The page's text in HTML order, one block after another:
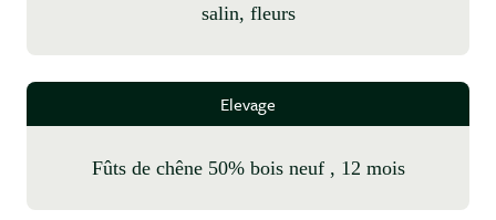
salin, fleurs
Elevage
fûts de chêne 50% bois neuf , 12 mois